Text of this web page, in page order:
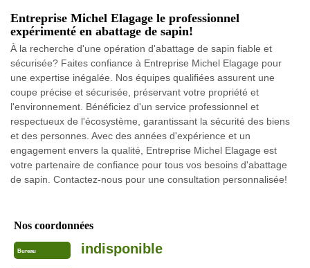
Entreprise Michel Elagage le professionnel
expérimenté en abattage de sapin!
À la recherche d'une opération d'abattage de sapin fiable et
sécurisée? Faites confiance à Entreprise Michel Elagage pour
une expertise inégalée. Nos équipes qualifiées assurent une
coupe précise et sécurisée, préservant votre propriété et
l'environnement. Bénéficiez d'un service professionnel et
respectueux de l'écosystème, garantissant la sécurité des biens
et des personnes. Avec des années d'expérience et un
engagement envers la qualité, Entreprise Michel Elagage est
votre partenaire de confiance pour tous vos besoins d'abattage
de sapin. Contactez-nous pour une consultation personnalisée!
Nos coordonnées
Bureau indisponible